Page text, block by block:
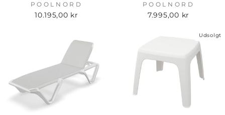
POOLNORD
10.195,00 kr
POOLNORD
7.995,00 kr
Udsolgt